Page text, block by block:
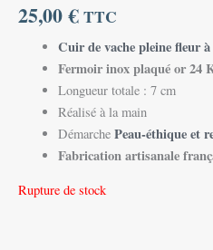
25,00€TTC
Cuir de vache pleine fleur à
Fermoir inox plaqué or 24
Longueur totale : 7 cm
Réalisé à la main
Démarche Peau-éthique et
Fabrication artisanale
Rupture de stock